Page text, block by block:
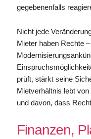
gegebenenfalls
Nicht jede
Mieter haben Rechte
prüft, stärkt seine
Mietverhältnis lebt
und davon, dass
Finanzen,